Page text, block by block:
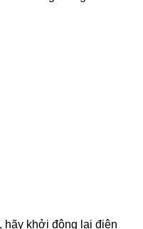
hãy khởi động lại điện